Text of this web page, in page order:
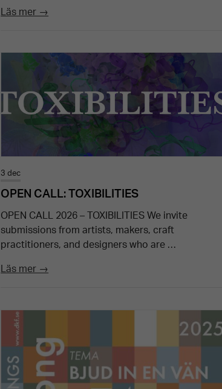
Läs mer →
3 dec
OPEN CALL: TOXIBILITIES
OPEN CALL 2026 – TOXIBILITIES We invite
submissions from artists, makers, craft
practitioners, and designers who are …
Läs mer →
Nödvändiga
Dessa kakor